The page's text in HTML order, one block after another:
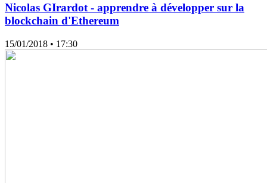
Nicolas GIrardot - apprendre à développer sur la
blockchain d'Ethereum
15/01/2018 • 17:30